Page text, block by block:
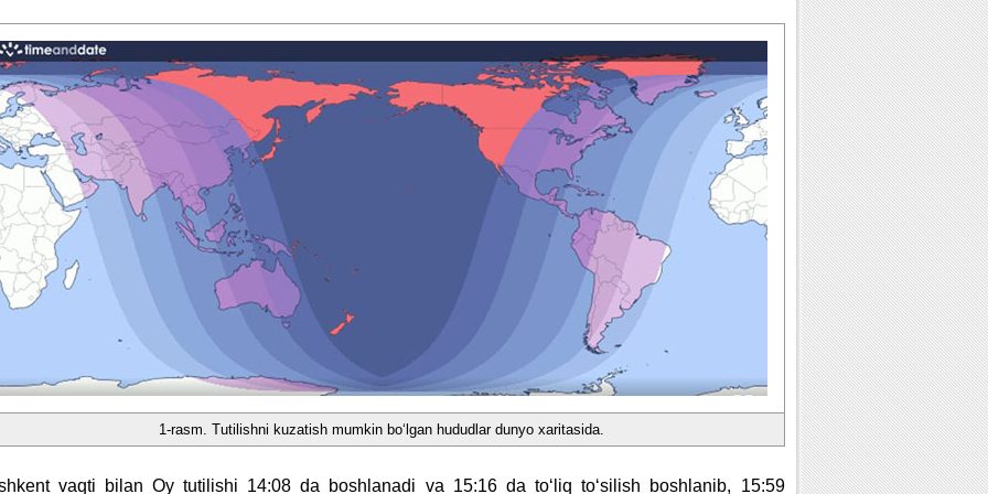
1-rasm. Tutilishni kuzatish mumkin bo‘lgan hududlar dunyo xaritasida.
vaqti bilan Oy tutilishi 14:08 da boshlanadi va 15:16 da to‘liq to‘silish boshlanib, 15:59